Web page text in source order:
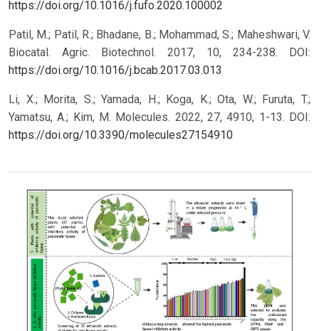
https://doi.org/10.1016/j.fufo.2020.100002
Patil, M.; Patil, R.; Bhadane, B.; Mohammad, S.; Maheshwari, V.
Biocatal. Agric. Biotechnol. 2017, 10, 234-238. DOI:
https://doi.org/10.1016/j.bcab.2017.03.013
Li, X.; Morita, S.; Yamada, H.; Koga, K.; Ota, W.; Furuta, T.;
Yamatsu, A.; Kim, M. Molecules. 2022, 27, 4910, 1-13. DOI:
https://doi.org/10.3390/molecules27154910